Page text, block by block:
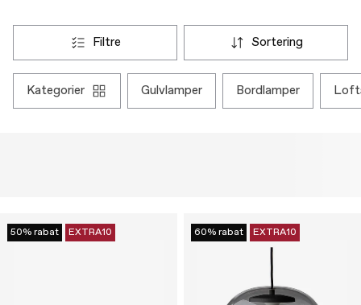
filtre sortering
kategorier gulvlamper bordlamper
50% rabat EXTRA10 60% rabat EXTRA10